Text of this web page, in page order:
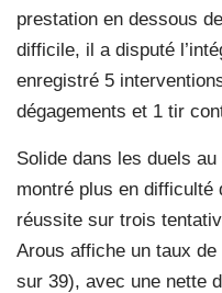
prestation en dessous
difficile, il a disputé
enregistré 5
dégagements et 1 tir
Solide dans les duels
montré plus en
réussite sur trois
Arous affiche un taux
sur 39), avec une nette